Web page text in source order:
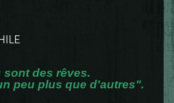
sont des rêves.
peu plus que d'autres".